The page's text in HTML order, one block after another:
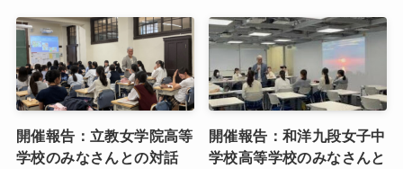
開催報告：立教女学院高等
学校のみなさんとの対話
開催報告：和洋九段女子中
学校高等学校のみなさんと